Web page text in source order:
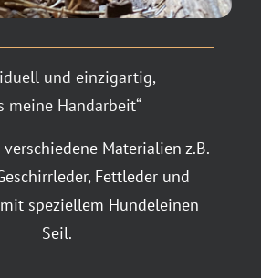
und einzigartig,
meine Handarbeit“
Materialien z.B.
Fettleder und
speziellem Hundeleinen
Seil.